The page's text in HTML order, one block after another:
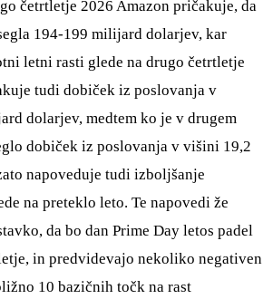
četrtletje 2026 Amazon pričakuje, da
194-199 milijard dolarjev, kar
letni rasti glede na drugo četrtletje
tudi dobiček iz poslovanja v
dolarjev, medtem ko je v drugem
dobiček iz poslovanja v višini 19,2
napoveduje tudi izboljšanje
na preteklo leto. Te napovedi že
da bo dan Prime Day letos padel
in predvidevajo nekoliko negativen
10 bazičnih točk na rast